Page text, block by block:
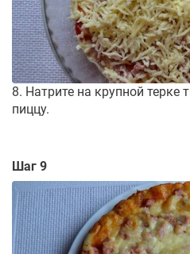
8. Натрите на крупной терке
пиццу.
Шаг 9